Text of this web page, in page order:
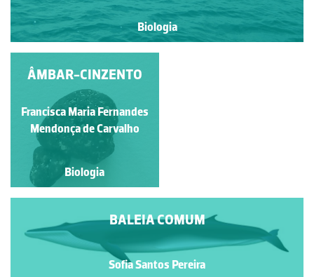
Biologia
BALEIA
Guilherme Monteiro
Biologia
BALEIA COMUM
Sofia Santos Pereira
ÂMBAR-CINZENTO
Francisca Maria Fernandes
Mendonça de Carvalho
Biologia